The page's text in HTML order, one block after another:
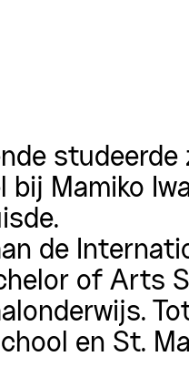
bij Mamiko
de
of Arts
en St.